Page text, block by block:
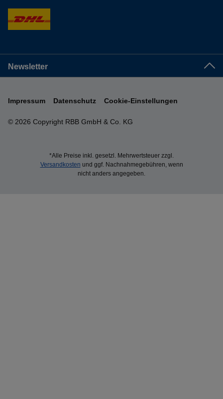
Newsletter
© 2026 Copyright RBB GmbH & Co. KG
Impressum Datenschutz Cookie-Einstellungen
*Alle Preise inkl. gesetzl. Mehrwertsteuer zzgl.
Versandkosten und ggf. Nachnahmegebühren, wenn
nicht anders angegeben.